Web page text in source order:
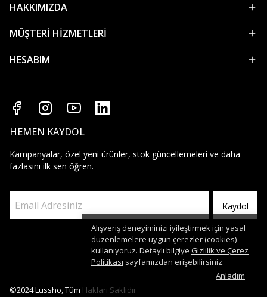
Alışveriş deneyiminizi iyileştirmek için yasal
düzenlemelere uygun çerezler (cookies)
kullanıyoruz. Detaylı bilgiye Gizlilik ve Çerez
Politikası sayfamızdan erişebilirsiniz.
Anladım
HAKKIMIZDA
MÜŞTERİ HİZMETLERİ
HESABIM
HEMEN KAYDOL
Kampanyalar, özel yeni ürünler, stok güncellemeleri ve daha
fazlasını ilk sen öğren.
Kaydol
©2024 Lussho, Tüm Hakları Saklıdır